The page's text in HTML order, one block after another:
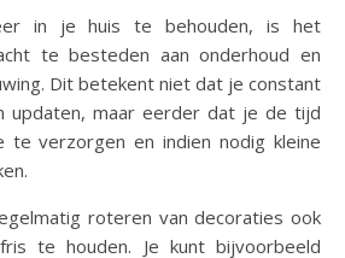
in je huis te behouden, is het
te besteden aan onderhoud en
Dit betekent niet dat je constant
updaten, maar eerder dat je de tijd
verzorgen en indien nodig kleine
roteren van decoraties ook
te houden. Je kunt bijvoorbeeld